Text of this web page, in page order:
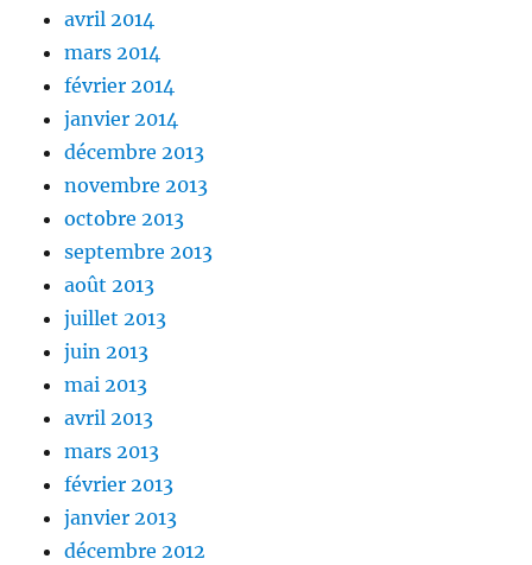
avril 2014
mars 2014
février 2014
janvier 2014
décembre 2013
novembre 2013
octobre 2013
septembre 2013
août 2013
juillet 2013
juin 2013
mai 2013
avril 2013
mars 2013
février 2013
janvier 2013
décembre 2012